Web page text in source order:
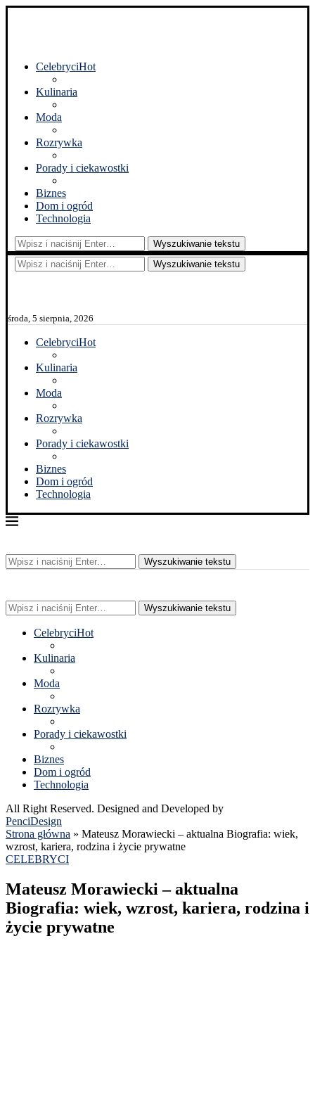
CelebryciHot
Kulinaria
Moda
Rozrywka
Porady i ciekawostki
Biznes
Dom i ogród
Technologia
Wyszukiwanie tekstu
Wyszukiwanie tekstu
środa, 5 sierpnia, 2026
CelebryciHot
Kulinaria
Moda
Rozrywka
Porady i ciekawostki
Biznes
Dom i ogród
Technologia
Wyszukiwanie tekstu
Wyszukiwanie tekstu
CelebryciHot
Kulinaria
Moda
Rozrywka
Porady i ciekawostki
Biznes
Dom i ogród
Technologia
All Right Reserved. Designed and Developed by
PenciDesign
Strona główna » Mateusz Morawiecki – aktualna Biografia: wiek,
wzrost, kariera, rodzina i życie prywatne
CELEBRYCI
Mateusz Morawiecki – aktualna
Biografia: wiek, wzrost, kariera, rodzina i
życie prywatne